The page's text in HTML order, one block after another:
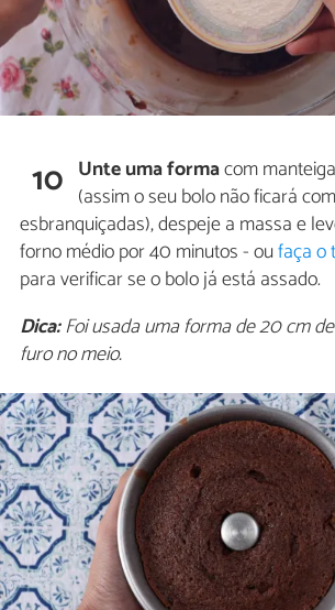
10 Unte uma formacom
(assim o seu bolo não ficará
esbranquiçadas), despeje a massa e
forno médio por 40 minutos - oufaça o
para verificar se o bolo já está assado.
Dica:Foi usada uma forma de 20 cm
furo no meio.